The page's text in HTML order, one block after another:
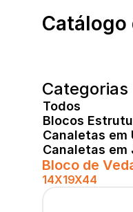
Catálogo
Bloco de
14X19X44
Categorias
Todos
Blocos
Canaletas em
Canaletas em